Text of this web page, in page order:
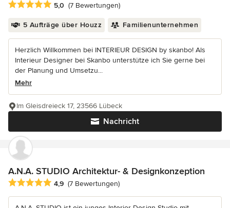
Durchschnittliche Bewertung: 5 von 5 Sternen
5,0 (7 Bewertungen)
5 Aufträge über Houzz Familienunternehmen
Herzlich Willkommen bei INTERIEUR DESIGN by skanbo! Als
Interieur Designer bei Skanbo unterstütze ich Sie gerne bei
der Planung und Umsetzu...
Mehr
Nachricht
Im Gleisdreieck 17, 23566 Lübeck
A.N.A. STUDIO Architektur- & Designkonzeption
Durchschnittliche Bewertung: 4.9 von 5 Sternen
4,9 (7 Bewertungen)